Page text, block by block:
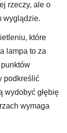
rzeczy, ale o
wyglądzie.
które
lampa to za
podkreślić
wydobyć głębię
wymaga